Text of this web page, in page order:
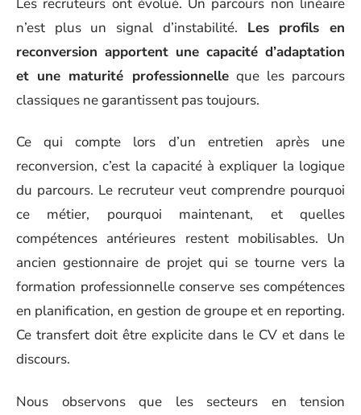
n’est plus un signal d’instabilité. Les profils en
reconversion apportent une capacité d’adaptation
et une maturité professionnelleque les parcours
classiques ne garantissent pas toujours.
Ce qui compte lors d’un entretien après une
reconversion, c’est la capacité à expliquer la logique
du parcours. Le recruteur veut comprendre pourquoi
ce métier, pourquoi maintenant, et quelles
compétences antérieures restent mobilisables. Un
ancien gestionnaire de projet qui se tourne vers la
formation professionnelle conserve ses compétences
en planification, en gestion de groupe et en reporting.
Ce transfert doit être explicite dans le CV et dans le
discours.
Nous observons que les secteurs en tension